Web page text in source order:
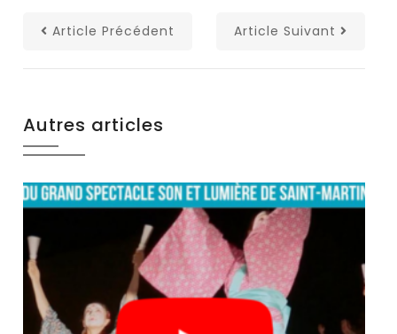
Article Précédent Article Suivant
Autres articles